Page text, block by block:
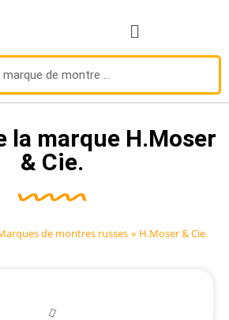
la marque H.Moser
& Cie.
de montres russes » H.Moser & Cie.